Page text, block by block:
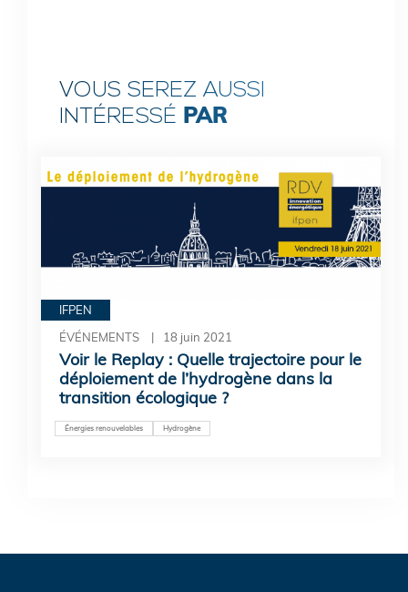
VOUS SEREZ AUSSI
INTÉRESSÉ PAR
IFPEN
ÉVÉNEMENTS
18 juin 2021
Voir le Replay : Quelle trajectoire pour le
déploiement de l’hydrogène dans la
transition écologique ?
Énergies renouvelables Hydrogène